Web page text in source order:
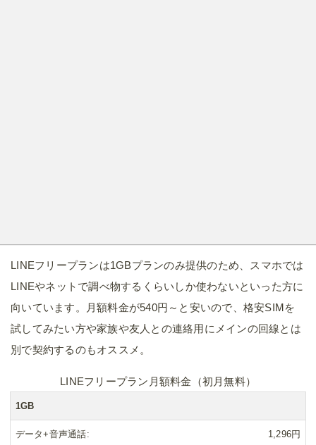
LINEフリープランは1GBプランのみ提供のため、スマホでは
LINEやネットで調べ物するくらいしか使わないといった方に
向いています。月額料金が540円～と安いので、格安SIMを
試してみたい方や家族や友人との連絡用にメインの回線とは
別で契約するのもオススメ。
LINEフリープラン月額料金（初月無料）
1GB
データ+音声通話 1,296円